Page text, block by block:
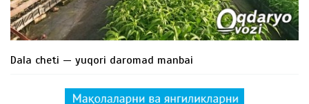
Dala cheti — yuqori daromad manbai